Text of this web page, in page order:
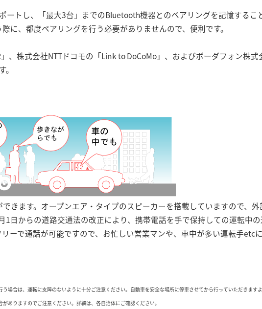
ートし、「最大3台」までのBluetooth機器とのペアリングを記憶するこ
に、都度ペアリングを行う必要がありませんので、便利です。
、株式会社NTTドコモの「Link to DoCoMo」、およびボーダフォン株
きます。オープンエア・タイプのスピーカーを搭載していますので、
1日からの道路交通法の改正により、携帯電話を手で保持しての運転中
ーで通話が可能ですので、お忙しい営業マンや、車中が多い運転手etc
場合は、運転に支障のないように十分ご注意ください。自動車を安全な場所に停車させてから行っていただきます
ありますのでご注意ください。詳細は、各自治体にご確認ください。